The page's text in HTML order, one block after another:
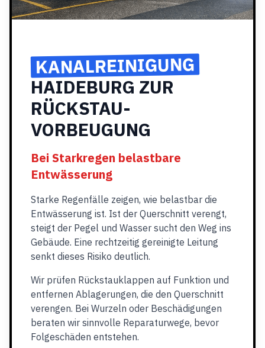
KANALREINIGUNG
HAIDEBURG ZUR
RÜCKSTAU-
VORBEUGUNG
Bei Starkregen belastbare
Entwässerung
Starke Regenfälle zeigen, wie belastbar die
Entwässerung ist. Ist der Querschnitt verengt,
steigt der Pegel und Wasser sucht den Weg ins
Gebäude. Eine rechtzeitig gereinigte Leitung
senkt dieses Risiko deutlich.
Wir prüfen Rückstauklappen auf Funktion und
entfernen Ablagerungen, die den Querschnitt
verengen. Bei Wurzeln oder Beschädigungen
beraten wir sinnvolle Reparaturwege, bevor
Folgeschäden entstehen.